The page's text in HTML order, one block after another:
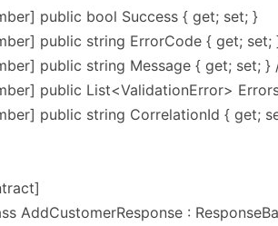
public bool Success { get; set; }
public string ErrorCode { get; set;
public string Message { get; set; }
public List<ValidationError>
public string CorrelationId { get;
AddCustomerResponse :